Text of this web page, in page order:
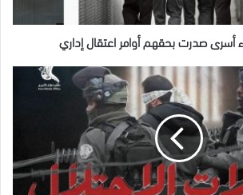
أسرى صدرت بحقهم أوامر اعتقال إداري